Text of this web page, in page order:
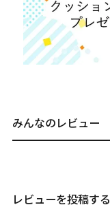
みんなのレビュー
レビューを投稿する